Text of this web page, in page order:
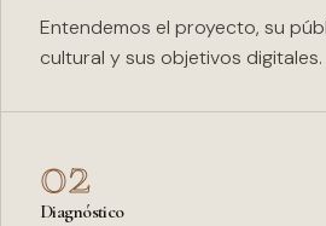
Entendemos el proyecto, su
cultural y sus objetivos digitales.
02
Diagnóstico